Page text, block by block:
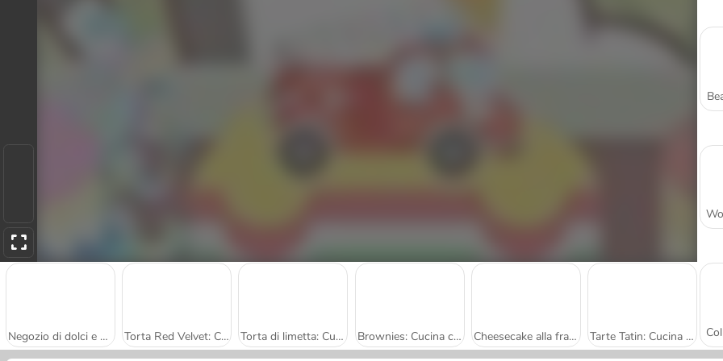
Negozio di dolci e pasticceria Torta Red Velvet: Cucina con Sara Torta di limetta: Cucina con Sara Brownies: Cucina con Sara Cheesecake alla fragola: Cucina con Sara Tarte Tatin: Cucina con Sara